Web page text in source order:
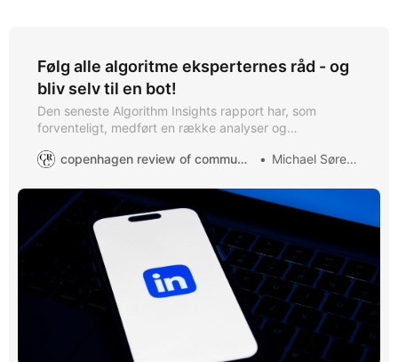
Følg alle algoritme eksperternes råd - og
bliv selv til en bot!
Den seneste Algorithm Insights rapport har, som
forventeligt, medført en række analyser og
kritisk på nogle af påstandene
copenhagen review of communication Michael Sørensen